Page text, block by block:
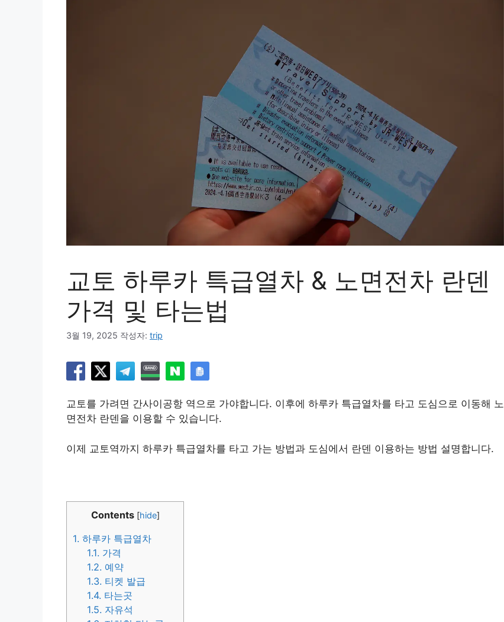
교토 하루카 특급열차 & 노면전차 란덴
가격 및 타는법
3월 19, 2025 작성자: trip
교토를 가려면 간사이공항 역으로 가야합니다. 이후에 하루카 특급열차를 타고 도심으로 이동해 노
면전차 란덴을 이용할 수 있습니다.
이제 교토역까지 하루카 특급열차를 타고 가는 방법과 도심에서 란덴 이용하는 방법 설명합니다.
Contents [hide]
1. 하루카 특급열차
1.1. 가격
1.2. 예약
1.3. 티켓 발급
1.4. 타는곳
1.5. 자유석